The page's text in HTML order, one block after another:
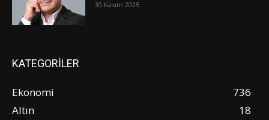
30 Kasım 2025
KATEGORİLER
Ekonomi
736
Altın
18